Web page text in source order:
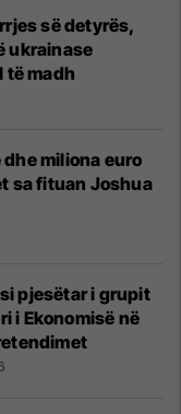
së detyrës,
ukrainase
të madh
miliona euro
sa fituan Joshua
pjesëtar i grupit
i Ekonomisë në